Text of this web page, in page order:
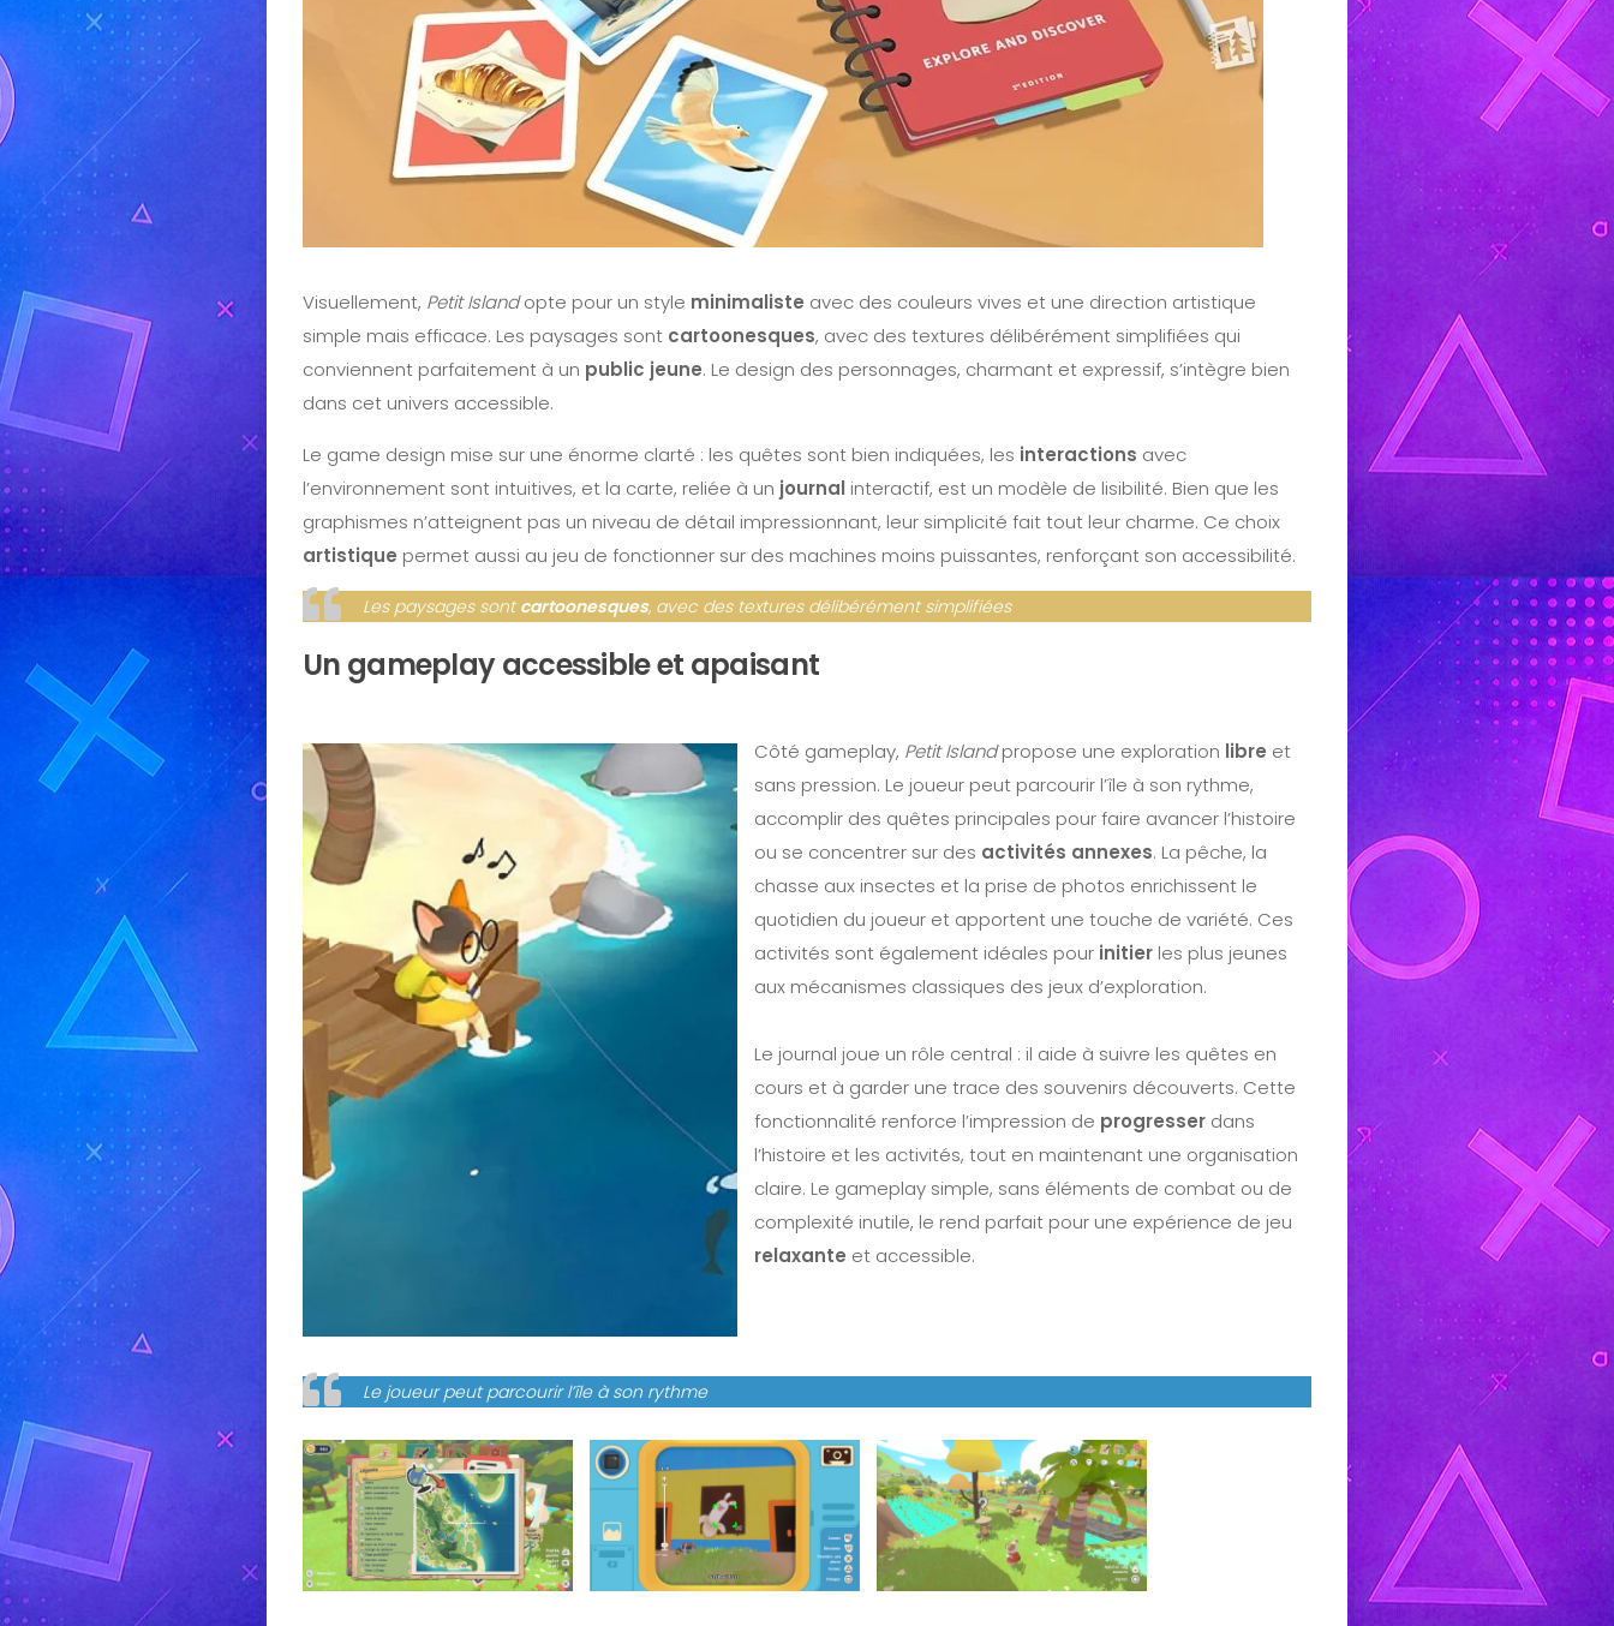
Visuellement, Petit Islandopte pour un style minimaliste avec des couleurs vives et une direction artistique
simple mais efficace. Les paysages sont cartoonesques, avec des textures délibérément simplifiées qui
conviennent parfaitement à un public jeune. Le design des personnages, charmant et expressif, s’intègre bien
dans cet univers accessible.
Le game design mise sur une énorme clarté : les quêtes sont bien indiquées, les interactions avec
l’environnement sont intuitives, et la carte, reliée à un journal interactif, est un modèle de lisibilité. Bien que les
graphismes n’atteignent pas un niveau de détail impressionnant, leur simplicité fait tout leur charme. Ce choix
artistique permet aussi au jeu de fonctionner sur des machines moins puissantes, renforçant son accessibilité.
Les paysages sontcartoonesques, avec des textures délibérément simplifiées
Un gameplay accessible et apaisant
Côté gameplay, Petit Islandpropose une exploration libre et
sans pression. Le joueur peut parcourir l’île à son rythme,
accomplir des quêtes principales pour faire avancer l’histoire
ou se concentrer sur des activités annexes. La pêche, la
chasse aux insectes et la prise de photos enrichissent le
quotidien du joueur et apportent une touche de variété. Ces
activités sont également idéales pour initier les plus jeunes
aux mécanismes classiques des jeux d’exploration.
Le journal joue un rôle central : il aide à suivre les quêtes en
cours et à garder une trace des souvenirs découverts. Cette
fonctionnalité renforce l’impression de progresser dans
l’histoire et les activités, tout en maintenant une organisation
claire. Le gameplay simple, sans éléments de combat ou de
complexité inutile, le rend parfait pour une expérience de jeu
relaxante et accessible.
Le joueur peut parcourir l’île à son rythme